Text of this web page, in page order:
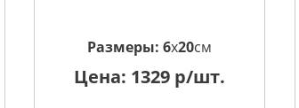
Размеры:6x20см
Цена: 1329 р/шт.